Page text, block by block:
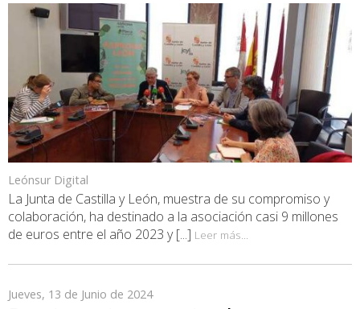
Leónsur Digital
La Junta de Castilla y León, muestra de su compromiso y
colaboración, ha destinado a la asociación casi 9 millones
de euros entre el año 2023 y [...] Leer más...
Jueves, 13 de Junio de 2024